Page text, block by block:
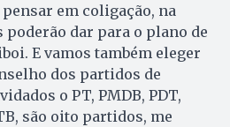
pensar em coligação, na
poderão dar para o plano de
E vamos também eleger
dos partidos de
o PT, PMDB, PDT,
são oito partidos, me